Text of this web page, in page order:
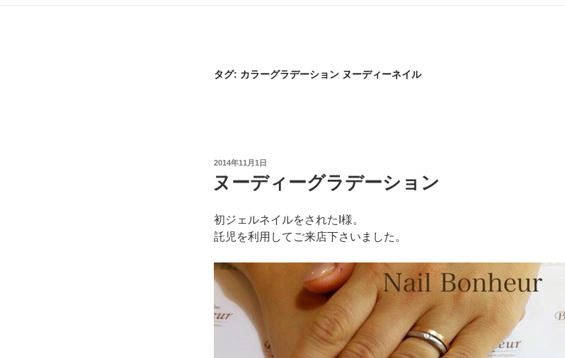
タグ: カラーグラデーション ヌーディーネイル
投
日:
2014年11月1日
ヌーディーグラデーション
初ジェルネイルをされたI様。
託児を利用してご来店下さいました。